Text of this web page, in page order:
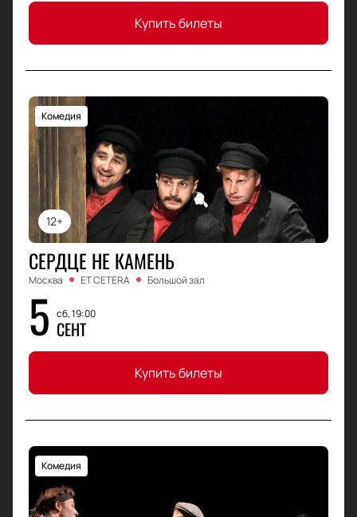
Купить билеты
12+
Комедия
СЕРДЦЕ НЕ КАМЕНЬ
Москва ET CETERA Большой зал
5 сб, 19:00
СЕНТ
Купить билеты
Комедия